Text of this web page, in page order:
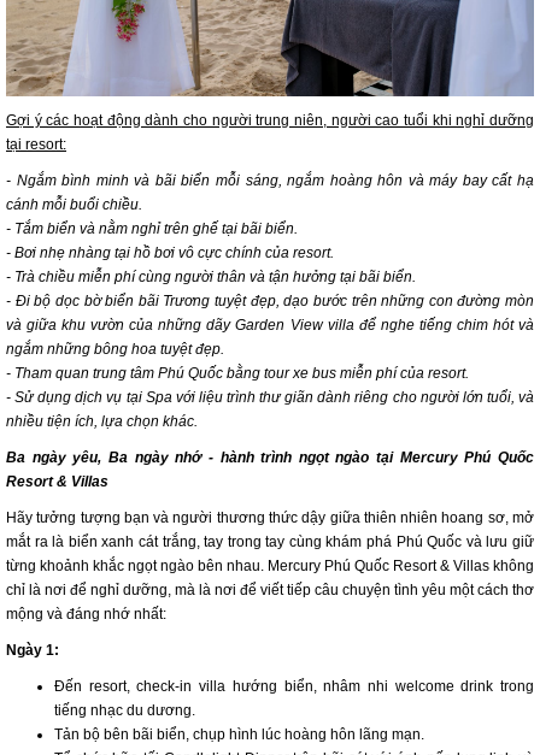
Gợi ý các hoạt động dành cho người trung niên, người cao tuổi khi nghỉ dưỡng
tại resort:
- Ngắm bình minh và bãi biển mỗi sáng, ngắm hoàng hôn và máy bay cất hạ
cánh mỗi buổi chiều.
- Tắm biển và nằm nghỉ trên ghế tại bãi biển.
- Bơi nhẹ nhàng tại hồ bơi vô cực chính của resort.
- Trà chiều miễn phí cùng người thân và tận hưởng tại bãi biển.
- Đi bộ dọc bờ biển bãi Trương tuyệt đẹp, dạo bước trên những con đường mòn
và giữa khu vườn của những dãy Garden View villa để nghe tiếng chim hót và
ngắm những bông hoa tuyệt đẹp.
- Tham quan trung tâm Phú Quốc bằng tour xe bus miễn phí của resort.
- Sử dụng dịch vụ tại Spa với liệu trình thư giãn dành riêng cho người lớn tuổi, và
nhiều tiện ích, lựa chọn khác.
Ba ngày yêu, Ba ngày nhớ - hành trình ngọt ngào tại Mercury Phú Quốc
Resort & Villas
Hãy tưởng tượng bạn và người thương thức dậy giữa thiên nhiên hoang sơ, mở
mắt ra là biển xanh cát trắng, tay trong tay cùng khám phá Phú Quốc và lưu giữ
từng khoảnh khắc ngọt ngào bên nhau. Mercury Phú Quốc Resort & Villas không
chỉ là nơi để nghỉ dưỡng, mà là nơi để viết tiếp câu chuyện tình yêu một cách thơ
mộng và đáng nhớ nhất:
Ngày 1:
Đến resort, check-in villa hướng biển, nhâm nhi welcome drink trong
tiếng nhạc du dương.
Tản bộ bên bãi biển, chụp hình lúc hoàng hôn lãng mạn.